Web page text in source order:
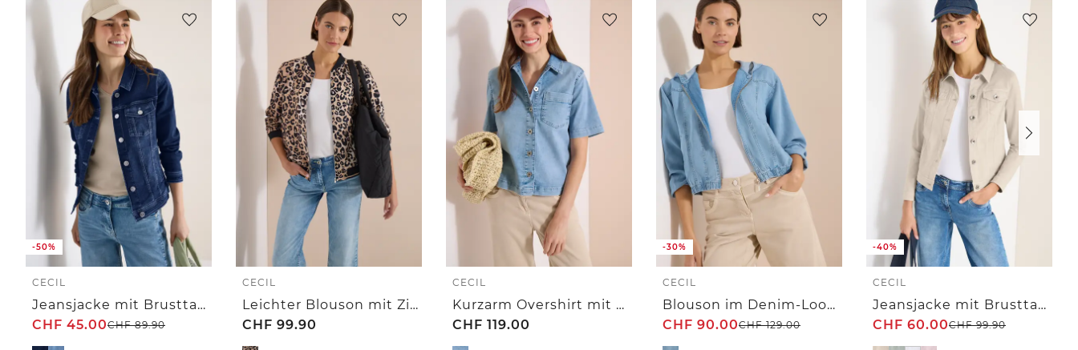
-50%
CECIL
Jeansjacke mit Brusttaschen und Knöpfen
CHF 45.00CHF89.90
CECIL
Leichter Blouson mit Zipper und Leo-Print
CHF 99.90
CECIL
Kurzarm Overshirt mit Knopfleiste
CHF 119.00
-30%
CECIL
Blouson im Denim-Look mit Zipper
CHF 90.00CHF129.00
-40%
CECIL
Jeansjacke mit Brusttaschen und Knöpfen
CHF 60.00CHF99.90